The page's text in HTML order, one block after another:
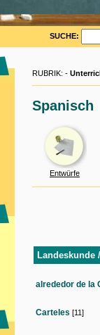
SUCHE:
RUBRIK: -
Spanisch
Entwürfe
Landeskunde
alrededor de la
Carteles [11]